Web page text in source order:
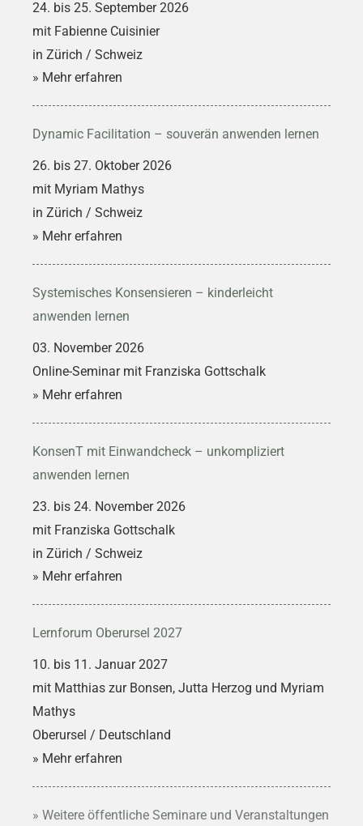
24. bis 25. September 2026
mit Fabienne Cuisinier
in Zürich / Schweiz
» Mehr erfahren
Dynamic Facilitation – souverän anwenden lernen
26. bis 27. Oktober 2026
mit Myriam Mathys
in Zürich / Schweiz
» Mehr erfahren
Systemisches Konsensieren – kinderleicht
anwenden lernen
03. November 2026
Online-Seminar mit Franziska Gottschalk
» Mehr erfahren
KonsenT mit Einwandcheck – unkompliziert
anwenden lernen
23. bis 24. November 2026
mit Franziska Gottschalk
in Zürich / Schweiz
» Mehr erfahren
Lernforum Oberursel 2027
10. bis 11. Januar 2027
mit Matthias zur Bonsen, Jutta Herzog und Myriam
Mathys
Oberursel / Deutschland
» Mehr erfahren
» Weitere öffentliche Seminare und Veranstaltungen